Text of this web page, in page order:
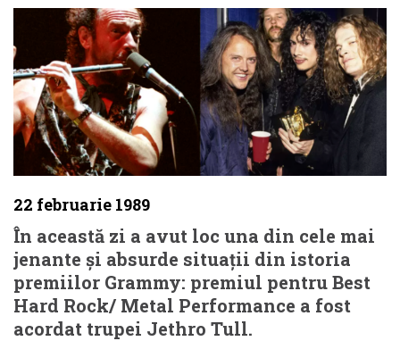
22 februarie 1989
În această zi a avut loc una din cele mai
jenante și absurde situații din istoria
premiilor Grammy: premiul pentru Best
Hard Rock/ Metal Performance a fost
acordat trupei Jethro Tull.